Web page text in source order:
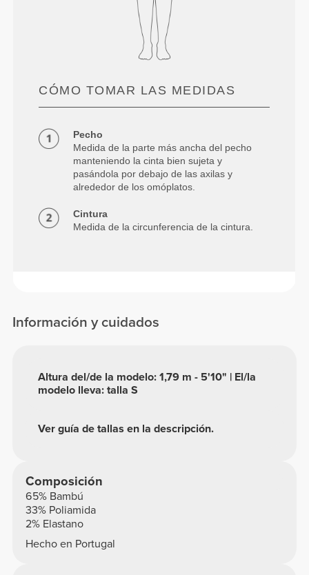
CÓMO TOMAR LAS MEDIDAS
Pecho
Medida de la parte más ancha del pecho
manteniendo la cinta bien sujeta y
pasándola por debajo de las axilas y
alrededor de los omóplatos.
Cintura
Medida de la circunferencia de la cintura.
Información y cuidados
Ver guía de tallas en la descripción.
Altura del/de la modelo: 1,79 m - 5'10" | El/la
modelo lleva: talla S
Composición
65% Bambú
33% Poliamida
2% Elastano
Hecho en Portugal